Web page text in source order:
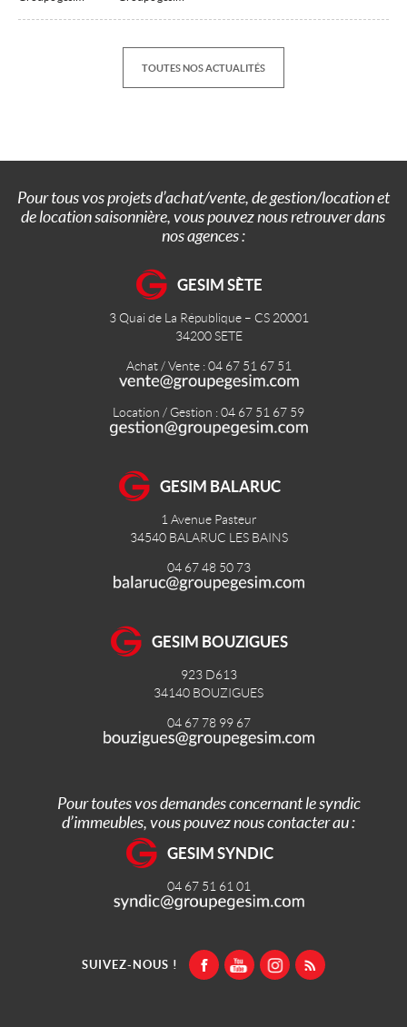
TOUTES NOS ACTUALITÉS
Pour tous vos projets d’achat/vente, de gestion/location et
de location saisonnière, vous pouvez nous retrouver dans
nos agences :
GESIM SÈTE
3 Quai de La République – CS 20001
34200SETE
Achat / Vente : 04 67 51 67 51
Location / Gestion : 04 67 51 67 59
GESIM BALARUC
1 Avenue Pasteur
34540 BALARUC LES BAINS
04 67 48 50 73
GESIM BOUZIGUES
923 D613
34140 BOUZIGUES
04 67 78 99 67
Pour toutes vos demandes concernant le syndic
d’immeubles, vous pouvez nous contacter au :
GESIM SYNDIC
04 67 51 61 01
SUIVEZ-NOUS !